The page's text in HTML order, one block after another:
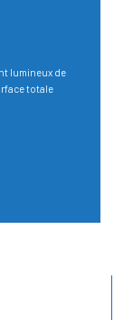
lumineux de
totale